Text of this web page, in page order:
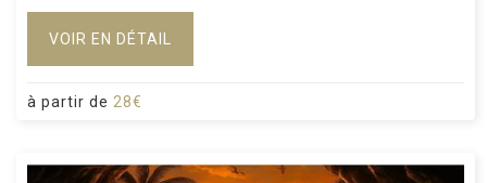
VOIR EN DÉTAIL
à partir de 28€